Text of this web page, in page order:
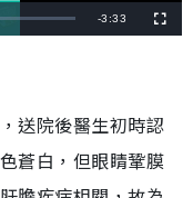
剩
間
-3:33
全
螢
送院後醫生初時認
蒼白，但眼睛鞏膜